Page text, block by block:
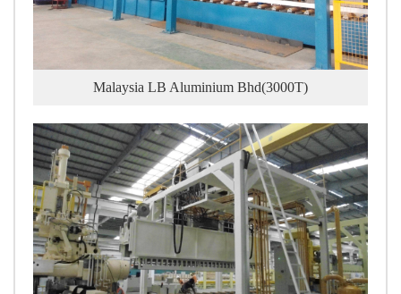
Malaysia LB Aluminium Bhd(3000T)